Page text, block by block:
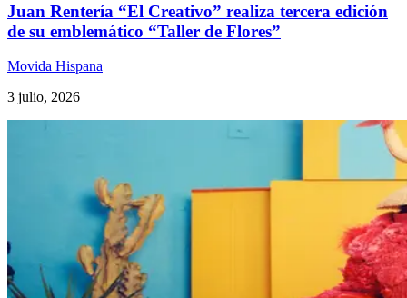
Juan Rentería “El Creativo” realiza tercera edición
de su emblemático “Taller de Flores”
Movida Hispana
3 julio, 2026